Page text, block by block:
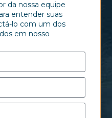
da nossa equipe
entender suas
lo com um dos
em nosso